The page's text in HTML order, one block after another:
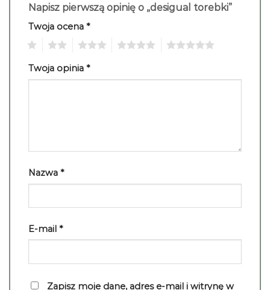
Napisz pierwszą opinię o „desigual torebki”
Twoja ocena *
Twoja opinia *
Nazwa *
E-mail *
Zapisz moje dane, adres e-mail i witrynę w